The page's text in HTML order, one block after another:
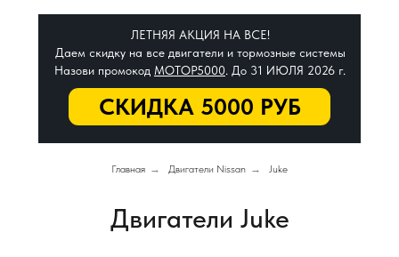
СКИДКА 5000 РУБ
ЛЕТНЯЯ АКЦИЯ НА ВСЕ!
Даем скидку на все двигатели и тормозные системы
Назови промокод МОТОР5000. До 31 ИЮЛЯ 2026 г.
Главная → Двигатели Nissan → Juke
Двигатели Juke